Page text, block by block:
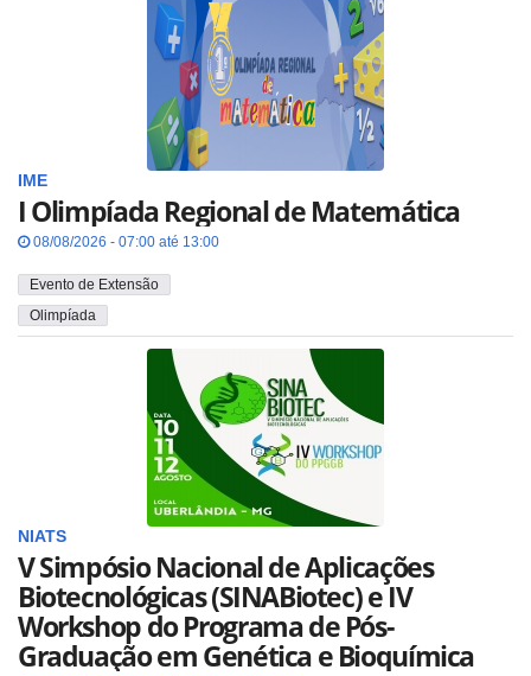
IME
I Olimpíada Regional de Matemática
08/08/2026 - 07:00 até 13:00
Evento de Extensão
Olimpíada
NIATS
V Simpósio Nacional de Aplicações
Biotecnológicas (SINABiotec) e IV
Workshop do Programa de Pós-
Graduação em Genética e Bioquímica